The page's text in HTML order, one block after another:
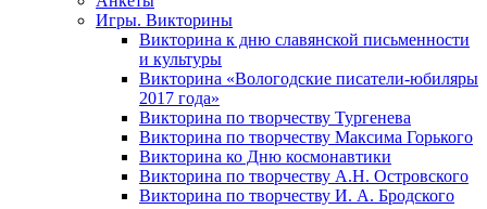
Игры. Викторины
Викторина к дню славянской письменности
и культуры
Викторина «Вологодские писатели-юбиляры
2017 года»
Викторина по творчеству Тургенева
Викторина по творчеству Максима Горького
Викторина ко Дню космонавтики
Викторина по творчеству А.Н. Островского
Викторина по творчеству И. А. Бродского